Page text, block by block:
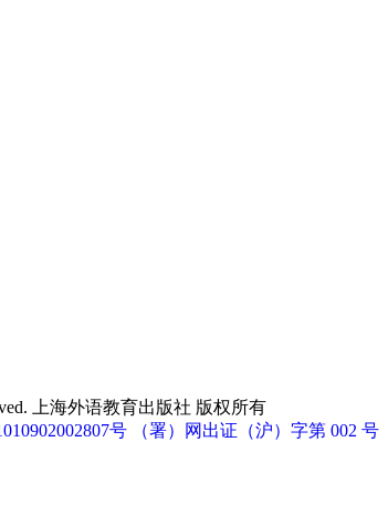
上海外语教育出版社 版权所有
号 （署）网出证（沪）字第 002 号